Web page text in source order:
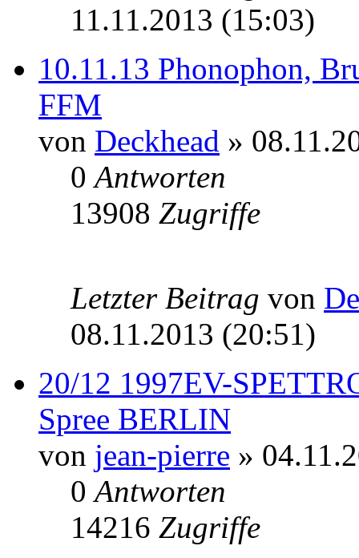
11.11.2013 (15:03)
10.11.13 Phonophon,
FFM
von Deckhead »
0Antworten
13908 Zugriffe
Letzter Beitrag von
08.11.2013 (20:51)
20/12 1997EV-
Spree BERLIN
von jean-pierre »
0Antworten
14216 Zugriffe